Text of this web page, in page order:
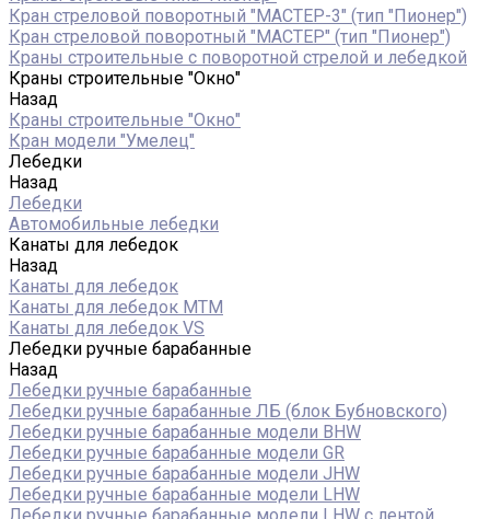
Кран стреловой поворотный "МАСТЕР-3" (тип "Пионер")
Кран стреловой поворотный "МАСТЕР" (тип "Пионер")
Краны строительные с поворотной стрелой и лебедкой
Краны строительные "Окно"
Назад
Краны строительные "Окно"
Кран модели "Умелец"
Лебедки
Назад
Лебедки
Автомобильные лебедки
Канаты для лебедок
Назад
Канаты для лебедок
Канаты для лебедок MTM
Канаты для лебедок VS
Лебедки ручные барабанные
Назад
Лебедки ручные барабанные
Лебедки ручные барабанные ЛБ (блок Бубновского)
Лебедки ручные барабанные модели BHW
Лебедки ручные барабанные модели GR
Лебедки ручные барабанные модели JHW
Лебедки ручные барабанные модели LHW